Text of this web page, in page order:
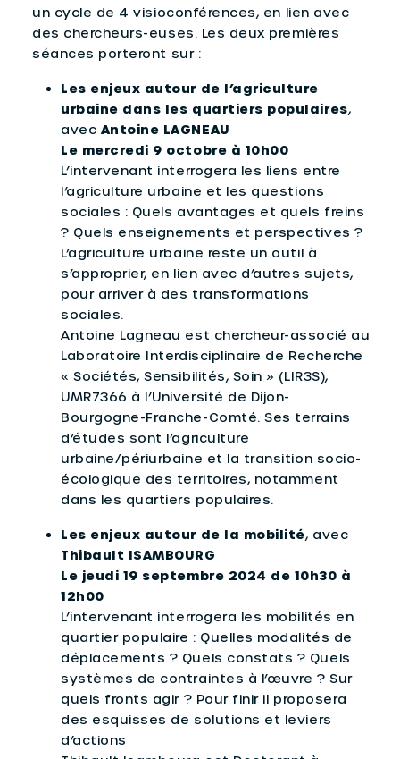
un cycle de 4 visioconférences, en lien avec
des chercheurs-euses. Les deux premières
séances porteront sur :
Les enjeux autour de l’agriculture
urbaine dans les quartiers populaires,
avec Antoine LAGNEAU
Le mercredi 9 octobre à 10h00
L’intervenant interrogera les liens entre
l’agriculture urbaine et les questions
sociales : Quels avantages et quels freins
? Quels enseignements et perspectives ?
L’agriculture urbaine reste un outil à
s’approprier, en lien avec d’autres sujets,
pour arriver à des transformations
sociales.
Antoine Lagneau est chercheur-associé au
Laboratoire Interdisciplinaire de Recherche
« Sociétés, Sensibilités, Soin » (LIR3S),
UMR7366 à l’Université de Dijon-
Bourgogne-Franche-Comté. Ses terrains
d’études sont l’agriculture
urbaine/périurbaine et la transition socio-
écologique des territoires, notamment
dans les quartiers populaires.
Les enjeux autour de la mobilité, avec
Thibault ISAMBOURG
Le jeudi 19 septembre 2024 de 10h30 à
12h00
L’intervenant interrogera les mobilités en
quartier populaire : Quelles modalités de
déplacements ? Quels constats ? Quels
systèmes de contraintes à l’œuvre ? Sur
quels fronts agir ? Pour finir il proposera
des esquisses de solutions et leviers
d’actions